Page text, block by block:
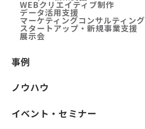
WEBクリエイティブ制作
データ活用支援
マーケティングコンサルティング
スタートアップ・新規事業支援
展示会
事例
ノウハウ
イベント・セミナー